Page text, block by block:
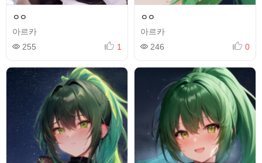
ㅇㅇ
아르카
255
1
ㅇㅇ
아르카
246
0